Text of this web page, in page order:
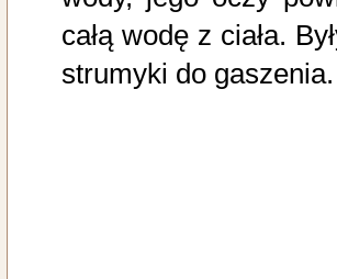
całą wodę z ciała.
strumyki do gaszenia.